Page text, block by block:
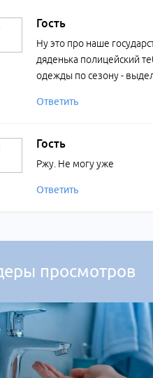
Гость
Ну это про наше
дяденька полицейский
одежды по сезону -
Ответить
Гость
Ржу. Не могу уже
Ответить
просмотров